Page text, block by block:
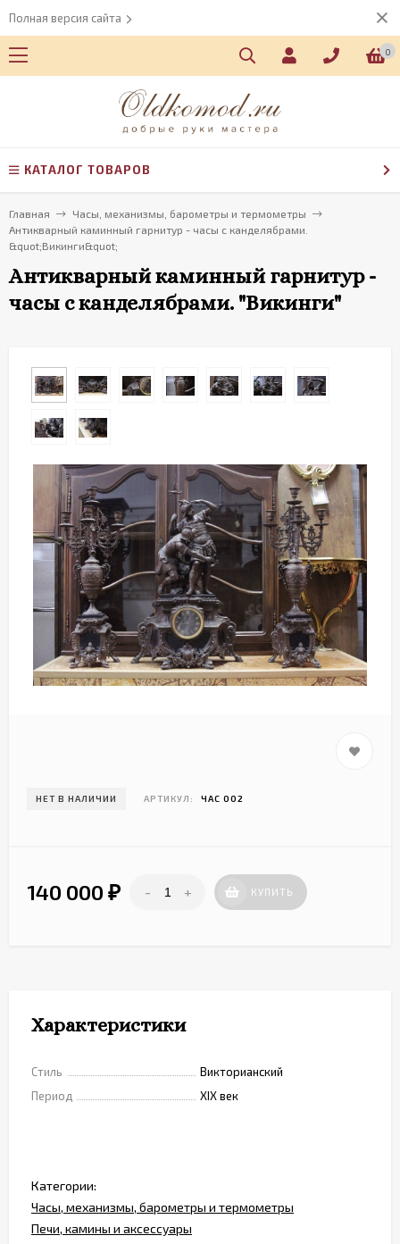
Полная версия сайта
0
КАТАЛОГ ТОВАРОВ
Главная
Часы, механизмы, барометры и термометры
Антикварный каминный гарнитур - часы с канделябрами.
&quot;Викинги&quot;
Антикварный каминный гарнитур -
часы с канделябрами. "Викинги"
НЕТ В НАЛИЧИИ АРТИКУЛ: ЧАС 002
140 000 ₽ - + КУПИТЬ
Характеристики
Стиль
Викторианский
Период
XIX век
Категории:
Часы, механизмы, барометры и термометры
Печи, камины и аксессуары